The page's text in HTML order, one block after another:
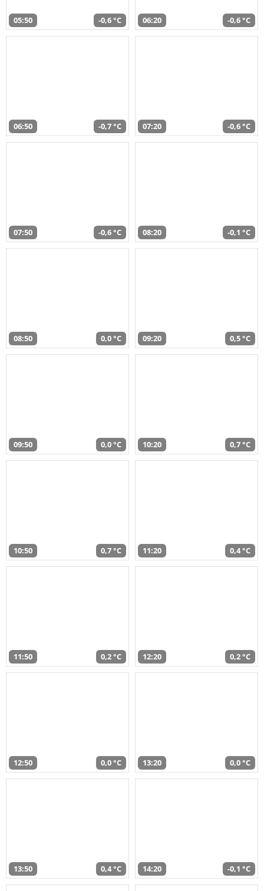
05:50 -0,6 °C 06:20 -0,6 °C
06:50 -0,7 °C 07:20 -0,6 °C
07:50 -0,6 °C 08:20 -0,1 °C
08:50 0,0 °C 09:20 0,5 °C
09:50 0,0 °C 10:20 0,7 °C
10:50 0,7 °C 11:20 0,4 °C
11:50 0,2 °C 12:20 0,2 °C
12:50 0,0 °C 13:20 0,0 °C
13:50 0,4 °C 14:20 -0,1 °C